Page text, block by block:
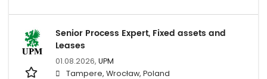
Senior Process Expert, Fixed assets and
Leases
01.08.2026, UPM
Tampere, Wrocław, Poland